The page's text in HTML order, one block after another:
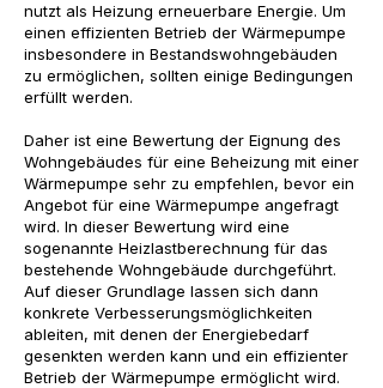
nutzt als Heizung erneuerbare Energie. Um
einen effizienten Betrieb der Wärmepumpe
insbesondere in Bestandswohngebäuden
zu ermöglichen, sollten einige Bedingungen
erfüllt werden.
Daher ist eine Bewertung der Eignung des
Wohngebäudes für eine Beheizung mit einer
Wärmepumpe sehr zu empfehlen, bevor ein
Angebot für eine Wärmepumpe angefragt
wird. In dieser Bewertung wird eine
sogenannte Heizlastberechnung für das
bestehende Wohngebäude durchgeführt.
Auf dieser Grundlage lassen sich dann
konkrete Verbesserungsmöglichkeiten
ableiten, mit denen der Energiebedarf
gesenkten werden kann und ein effizienter
Betrieb der Wärmepumpe ermöglicht wird.